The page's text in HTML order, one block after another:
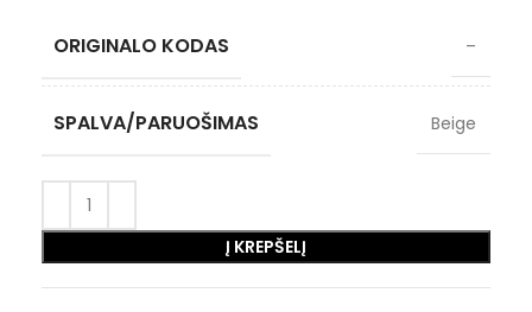
ORIGINALO KODAS –
SPALVA/PARUOŠIMAS Beige
Į KREPŠELĮ